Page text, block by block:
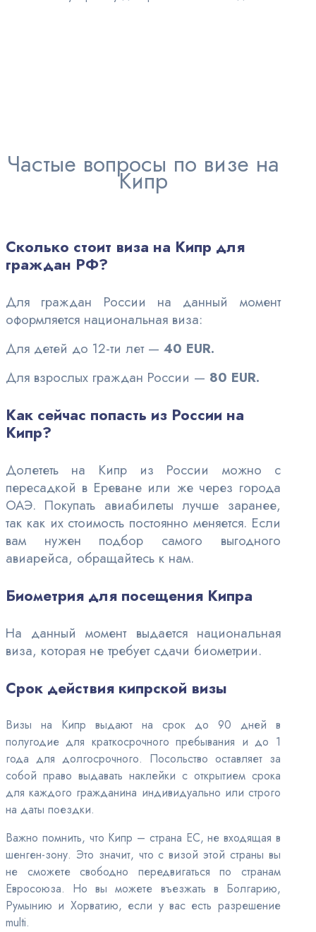
Частые вопросы по визе на
Кипр
Сколько стоит виза на Кипр для
граждан РФ?
Для граждан России на данный момент
оформляется национальная виза:
Для детей до 12-ти лет — 40 EUR.
Для взрослых граждан России — 80 EUR.
Как сейчас попасть из России на
Кипр?
Долететь на Кипр из России можно с
пересадкой в Ереване или же через города
ОАЭ. Покупать авиабилетылучше заранее,
так как их стоимость постоянно меняется. Если
вам нужен подбор самого выгодного
авиарейса, обращайтесь к нам.
Биометрия для посещения Кипра
На данный момент выдается национальная
виза, которая не требует сдачи биометрии.
Срок действия кипрской визы
Визы на Кипр выдают на срок до 90 дней в
полугодие для краткосрочного пребывания и до 1
года для долгосрочного. Посольство оставляет за
собой право выдавать наклейки с открытием срока
для каждого гражданина индивидуально или строго
на даты поездки.
Важно помнить, что Кипр – страна ЕС, не входящая в
шенген-зону. Это значит, что с визой этой страны вы
не сможете свободно передвигаться по странам
Евросоюза. Но вы можете въезжать в Болгарию,
Румынию и Хорватию, если у вас есть разрешение
multi.